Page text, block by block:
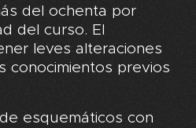
del ochenta por
del curso. El
leves alteraciones
conocimientos previos
esquemáticos con